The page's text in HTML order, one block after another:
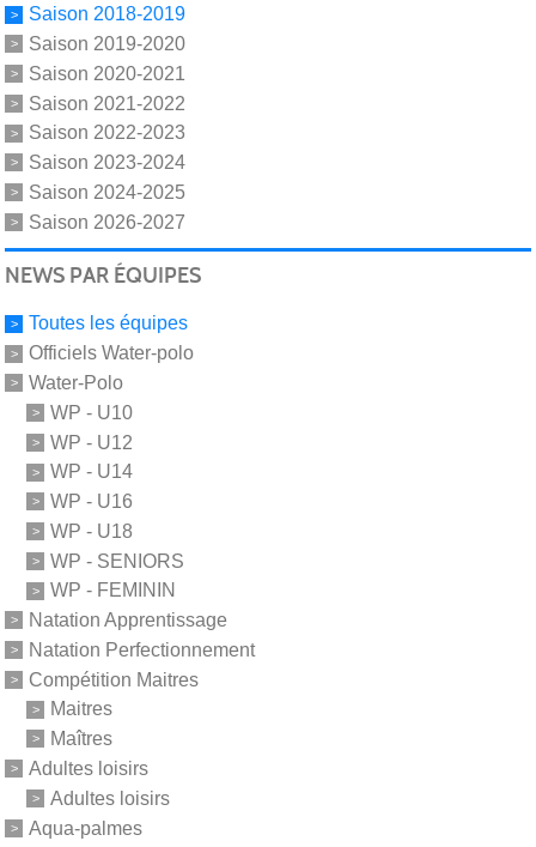
Saison 2018-2019
Saison 2019-2020
Saison 2020-2021
Saison 2021-2022
Saison 2022-2023
Saison 2023-2024
Saison 2024-2025
Saison 2026-2027
NEWS PAR ÉQUIPES
Toutes les équipes
Officiels Water-polo
Water-Polo
WP - U10
WP - U12
WP - U14
WP - U16
WP - U18
WP - SENIORS
WP - FEMININ
Natation Apprentissage
Natation Perfectionnement
Compétition Maitres
Maitres
Maîtres
Adultes loisirs
Adultes loisirs
Aqua-palmes